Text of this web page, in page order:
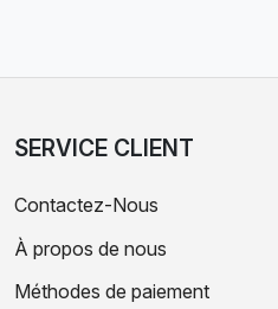
SERVICE CLIENT
Contactez-Nous
À propos de nous
Méthodes de paiement